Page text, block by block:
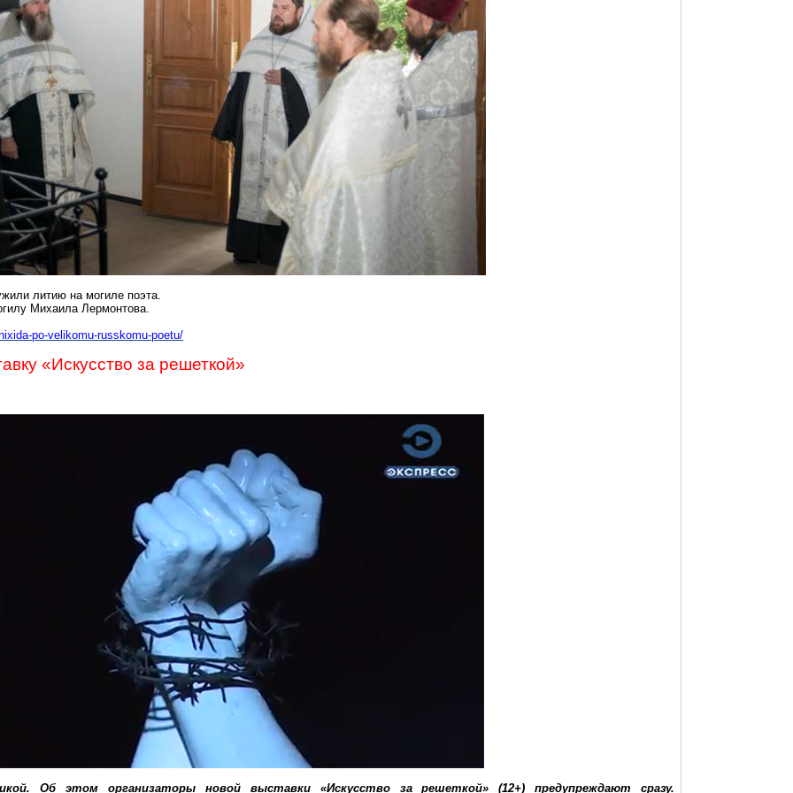
литию на могиле поэта.
Михаила Лермонтова.
po-velikomu-russkomu-poetu/
«Искусство за решеткой»
Об этом организаторы новой выставки «Искусство за решеткой» (12+) предупреждают сразу.